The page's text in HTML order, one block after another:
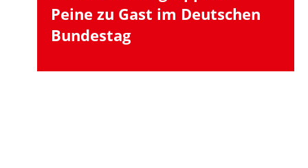
Peine zu Gast im Deutschen
Bundestag